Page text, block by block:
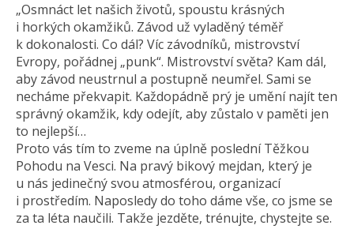
„Osmnáct let našich životů, spoustu krásných
i horkých okamžiků. Závod už vyladěný téměř
k dokonalosti. Co dál? Víc závodníků, mistrovství
Evropy, pořádnej „punk“. Mistrovství světa? Kam dál,
aby závod neustrnul a postupně neumřel. Sami se
necháme překvapit. Každopádně prý je umění najít ten
správný okamžik, kdy odejít, aby zůstalo v paměti jen
to nejlepší…
Proto vás tím to zveme na úplně poslední Těžkou
Pohodu na Vesci. Na pravý bikový mejdan, který je
u nás jedinečný svou atmosférou, organizací
i prostředím. Naposledy do toho dáme vše, co jsme se
za ta léta naučili. Takže jezděte, trénujte, chystejte se.